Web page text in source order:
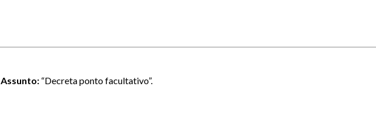
Assunto: “Decreta ponto facultativo”.